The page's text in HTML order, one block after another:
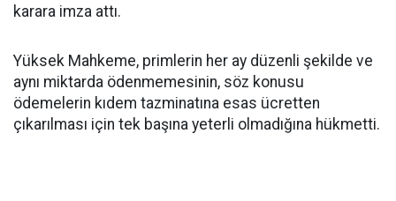
karara imza attı.
Yüksek Mahkeme, primlerin her ay düzenli şekilde ve
aynı miktarda ödenmemesinin, söz konusu
ödemelerin kıdem tazminatına esas ücretten
çıkarılması için tek başına yeterli olmadığına hükmetti.